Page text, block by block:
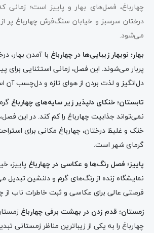
چهارباغ، فصل‌های بهار و پاییز است؛
درختان سرسبز و خیابان سنگ‌فرش چهارباغ
می‌شود.
بهار؛ نوبهار زیبایی‌ها در چهارباغ با آمدن بهار،
پربار می‌شوند. این فصل، زمانی استثنایی برای
دل‌انگیز و لذت بردن از هوای تازه و دل‌چسب آن
تابستان؛ خنکای دلپذیر زیر سایه‌های چهارباغ
نمی‌تواند جذابیت چهارباغ را کم کند. در این
خنک و غلیظ درختان، چهارباغ مکانی برای
گرمای شهر است.
پاییز؛ فصل رنگ‌ها و عکاسی در چهارباغ پاییز،
نمایشگاه زنده از رنگ‌های گرم و دلنشین تبدیل
فرصتی عالی برای عکاسی و ثبت خاطرات ناب از
زمستان؛ قدم زدن در بهشت برفی چهارباغ
چهارباغ را به یکی از زیباترین مناظر زمستانی